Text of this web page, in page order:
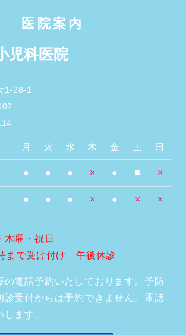
医院案内
児科医院
1-28-1
月 火 水 木 金 土 日
● ● ● × ● ■ ×
● ● ● × ● × ×
木曜・祝日
まで受け付け 午後休診
の電話予約いたしております。予防
診受付からは予約できません。電話
ます。